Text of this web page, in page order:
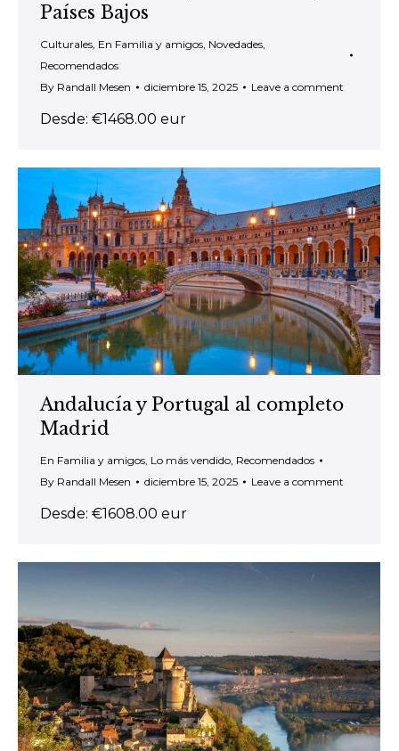
Países Bajos
Culturales En Familia y amigos Novedades
Recomendados
By Randall Mesen diciembre 15, 2025 Leave a comment
Desde: €1468.00 eur
Andalucía y Portugal al completo
Madrid
En Familia y amigos Lo más vendido Recomendados
By Randall Mesen diciembre 15, 2025 Leave a comment
Desde: €1608.00 eur